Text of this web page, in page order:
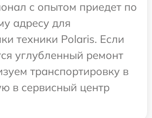
с опытом приедет по
адресу для
техники Polaris. Если
углубленный ремонт
транспортировку в
в сервисный центр